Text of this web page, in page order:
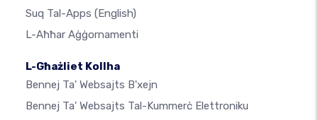
Suq Tal-Apps (English)
L-Aħħar Aġġornamenti
L-Għażliet Kollha
Bennej Ta' Websajts B'xejn
Bennej Ta' Websajts Tal-Kummerċ Elettroniku